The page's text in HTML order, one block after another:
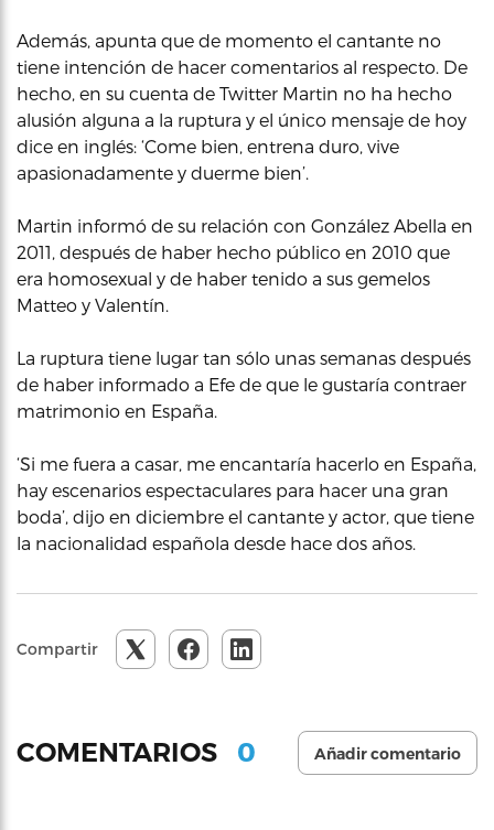
Además, apunta que de momento el cantante no
tiene intención de hacer comentarios al respecto. De
hecho, en su cuenta de Twitter Martin no ha hecho
alusión alguna a la ruptura y el único mensaje de hoy
dice en inglés: ‘Come bien, entrena duro, vive
apasionadamente y duerme bien’.
Martin informó de su relación con González Abella en
2011, después de haber hecho público en 2010 que
era homosexual y de haber tenido a sus gemelos
Matteo y Valentín.
La ruptura tiene lugar tan sólo unas semanas después
de haber informado a Efe de que le gustaría contraer
matrimonio en España.
‘Si me fuera a casar, me encantaría hacerlo en España,
hay escenarios espectaculares para hacer una gran
boda’, dijo en diciembre el cantante y actor, que tiene
la nacionalidad española desde hace dos años.
Compartir
COMENTARIOS 0 Añadir comentario